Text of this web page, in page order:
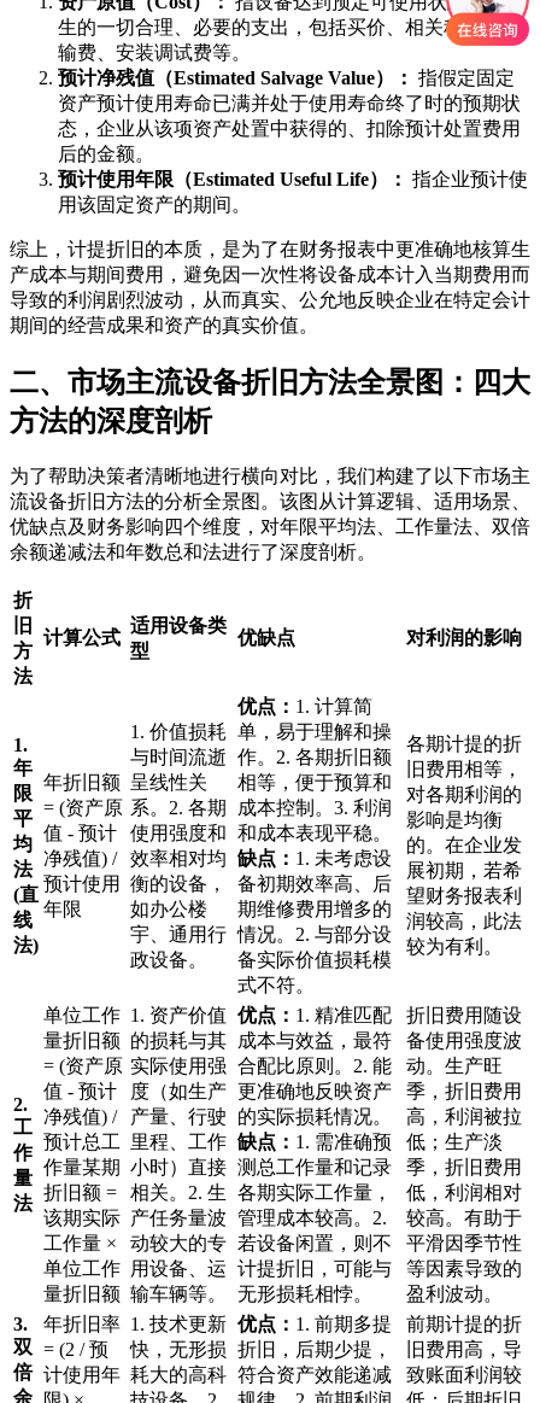
生的一切合理、必要的支出，包括买价、相关税费、运
输费、安装调试费等。
预计净残值（Estimated Salvage Value）： 指假定固定
资产预计使用寿命已满并处于使用寿命终了时的预期状
态，企业从该项资产处置中获得的、扣除预计处置费用
后的金额。
预计使用年限（Estimated Useful Life）： 指企业预计使
用该固定资产的期间。
综上，计提折旧的本质，是为了在财务报表中更准确地核算生
产成本与期间费用，避免因一次性将设备成本计入当期费用而
导致的利润剧烈波动，从而真实、公允地反映企业在特定会计
期间的经营成果和资产的真实价值。
二、市场主流设备折旧方法全景图：四大
方法的深度剖析
为了帮助决策者清晰地进行横向对比，我们构建了以下市场主
流设备折旧方法的分析全景图。该图从计算逻辑、适用场景、
优缺点及财务影响四个维度，对年限平均法、工作量法、双倍
余额递减法和年数总和法进行了深度剖析。
折
旧
方
法
计算公式
适用设备类
型
优缺点 对利润的影响
1.
年
限
平
均
法
(直
线
法)
年折旧额
= (资产原
值 - 预计
净残值) /
预计使用
年限
1. 价值损耗
与时间流逝
呈线性关
系。2. 各期
使用强度和
效率相对均
衡的设备，
如办公楼
宇、通用行
政设备。
优点： 1. 计算简
单，易于理解和操
作。2. 各期折旧额
相等，便于预算和
成本控制。3. 利润
和成本表现平稳。
缺点： 1. 未考虑设
备初期效率高、后
期维修费用增多的
情况。2. 与部分设
备实际价值损耗模
式不符。
各期计提的折
旧费用相等，
对各期利润的
影响是均衡
的。在企业发
展初期，若希
望财务报表利
润较高，此法
较为有利。
2.
工
作
量
法
单位工作
量折旧额
= (资产原
值 - 预计
净残值) /
预计总工
作量某期
折旧额 =
该期实际
工作量 ×
单位工作
量折旧额
1. 资产价值
的损耗与其
实际使用强
度（如生产
产量、行驶
里程、工作
小时）直接
相关。2. 生
产任务量波
动较大的专
用设备、运
输车辆等。
优点： 1. 精准匹配
成本与效益，最符
合配比原则。2. 能
更准确地反映资产
的实际损耗情况。
缺点： 1. 需准确预
测总工作量和记录
各期实际工作量，
管理成本较高。2.
若设备闲置，则不
计提折旧，可能与
无形损耗相悖。
折旧费用随设
备使用强度波
动。生产旺
季，折旧费用
高，利润被拉
低；生产淡
季，折旧费用
低，利润相对
较高。有助于
平滑因季节性
等因素导致的
盈利波动。
3.
双
倍
余
年折旧率
= (2 / 预
计使用年
1. 技术更新
快，无形损
耗大的高科
优点： 1. 前期多提
折旧，后期少提，
符合资产效能递减
前期计提的折
旧费用高，导
致账面利润较